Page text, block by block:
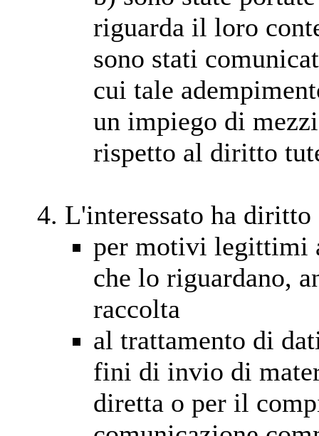
riguarda il loro
sono stati
cui tale
un impiego di
rispetto al diritto
L'interessato ha
per motivi legittimi
che lo riguardano,
raccolta
al trattamento di
fini di invio di
diretta o per il